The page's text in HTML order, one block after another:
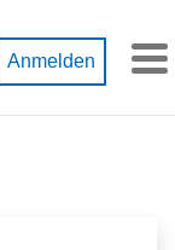
Anmelden